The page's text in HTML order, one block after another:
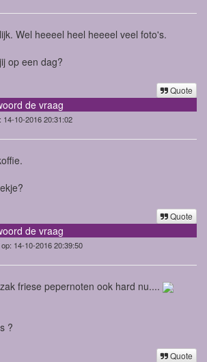
Wel heeeel heel heeeel veel foto's.
op een dag?
Quote
de vraag
14-10-2016 20:31:02
Quote
de vraag
14-10-2016 20:39:50
friese pepernoten ook hard nu....
?
Quote